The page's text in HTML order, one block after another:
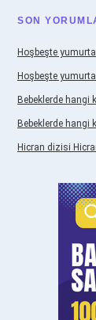
SON
Hoşbeşte yumurta
Hoşbeşte yumurta
Bebeklerde hangi
Bebeklerde hangi
Hicran dizisi